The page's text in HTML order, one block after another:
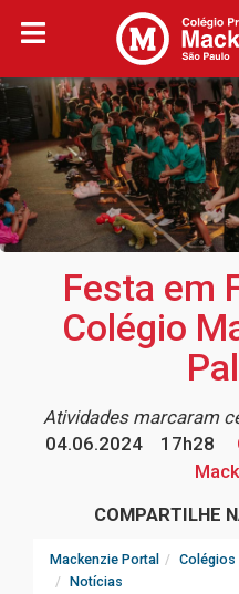
Festa em
Colégio
Atividades marcaram
04.06.2024
17h28
COMPARTILHE
Mackenzie Portal Colégios
Notícias